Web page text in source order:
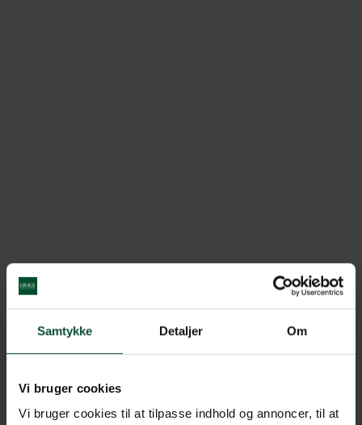
Samtykke Detaljer Om
Vi bruger cookies
Vi bruger cookies til at tilpasse indhold og annoncer, til at